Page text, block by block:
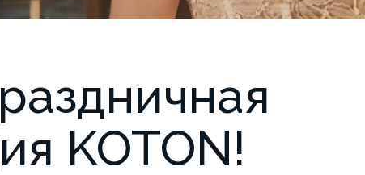
KOTON!